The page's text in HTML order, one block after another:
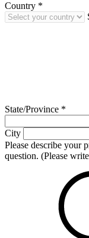
Country *
State/Province *
City
Please describe your
question. (Please